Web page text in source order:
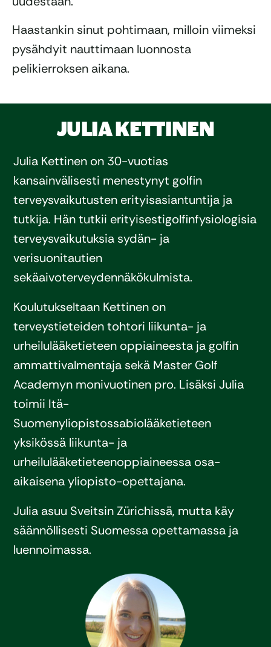
Haastankin sinut pohtimaan, milloin viimeksi
pysähdyit nauttimaan luonnosta
pelikierroksen aikana.
JULIA KETTINEN
Julia Kettinen on 30-vuotias
kansainvälisesti menestynyt golfin
terveysvaikutusten erityisasiantuntija ja
tutkija. Häntutkii erityisestigolfinfysiologisia
terveysvaikutuksia sydän- ja
verisuonitautien
sekäaivoterveydennäkökulmista.
Koulutukseltaan Kettinen on
terveystieteiden tohtori liikunta- ja
urheilulääketieteen oppiaineesta ja golfin
ammattivalmentaja sekä Master Golf
Academyn monivuotinen pro. Lisäksi Julia
toimii Itä-
Suomenyliopistossabiolääketieteen
yksikössä liikunta- ja
urheilulääketieteenoppiaineessa osa-
aikaisena yliopisto-opettajana.
Julia asuu Sveitsin Zürichissä, mutta käy
säännöllisesti Suomessa opettamassa ja
luennoimassa.